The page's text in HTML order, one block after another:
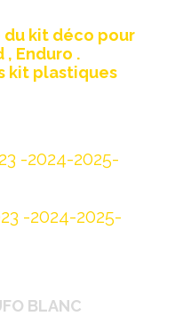
du kit déco pour
Enduro .
kit plastiques
-2024-2025-
-2024-2025-
BLANC